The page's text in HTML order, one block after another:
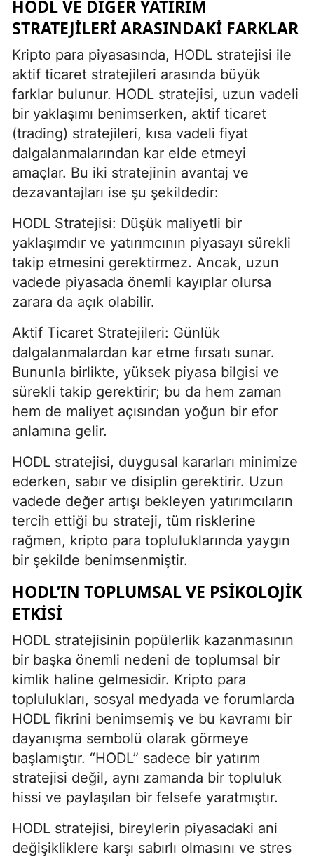
HODL VE DIĞER YATIRIM
STRATEJILERI ARASINDAKI FARKLAR
Kripto para piyasasında, HODL stratejisi ile
aktif ticaret stratejileri arasında büyük
farklar bulunur. HODL stratejisi, uzun vadeli
bir yaklaşımı benimserken, aktif ticaret
(trading) stratejileri, kısa vadeli fiyat
dalgalanmalarından kar elde etmeyi
amaçlar. Bu iki stratejinin avantaj ve
dezavantajları ise şu şekildedir:
HODL Stratejisi: Düşük maliyetli bir
yaklaşımdır ve yatırımcının piyasayı sürekli
takip etmesini gerektirmez. Ancak, uzun
vadede piyasada önemli kayıplar olursa
zarara da açık olabilir.
Aktif Ticaret Stratejileri: Günlük
dalgalanmalardan kar etme fırsatı sunar.
Bununla birlikte, yüksek piyasa bilgisi ve
sürekli takip gerektirir; bu da hem zaman
hem de maliyet açısından yoğun bir efor
anlamına gelir.
HODL stratejisi, duygusal kararları minimize
ederken, sabır ve disiplin gerektirir. Uzun
vadede değer artışı bekleyen yatırımcıların
tercih ettiği bu strateji, tüm risklerine
rağmen, kripto para topluluklarında yaygın
bir şekilde benimsenmiştir.
HODL’IN TOPLUMSAL VE PSIKOLOJIK
ETKISI
HODL stratejisinin popülerlik kazanmasının
bir başka önemli nedeni de toplumsal bir
kimlik haline gelmesidir. Kripto para
toplulukları, sosyal medyada ve forumlarda
HODL fikrini benimsemiş ve bu kavramı bir
dayanışma sembolü olarak görmeye
başlamıştır. “HODL” sadece bir yatırım
stratejisi değil, aynı zamanda bir topluluk
hissi ve paylaşılan bir felsefe yaratmıştır.
HODL stratejisi, bireylerin piyasadaki ani
değişikliklere karşı sabırlı olmasını ve stres